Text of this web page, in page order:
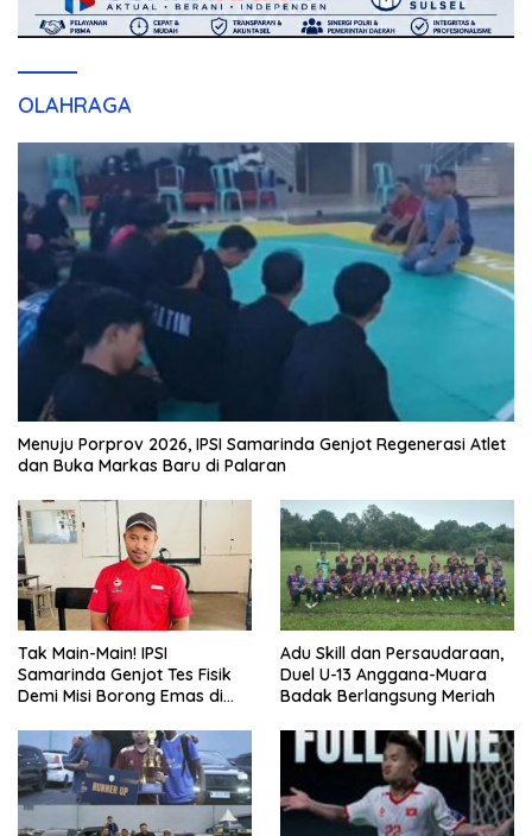
OLAHRAGA
Menuju Porprov 2026, IPSI Samarinda Genjot Regenerasi Atlet
dan Buka Markas Baru di Palaran
Tak Main-Main! IPSI
Samarinda Genjot Tes Fisik
Demi Misi Borong Emas di
Adu Skill dan Persaudaraan,
Duel U-13 Anggana-Muara
Badak Berlangsung Meriah